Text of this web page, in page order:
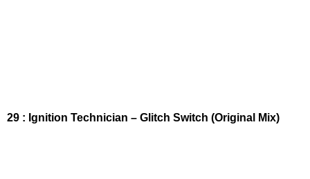
29 : Ignition Technician – Glitch Switch (Original Mix)